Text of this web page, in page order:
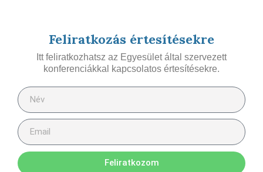
Feliratkozás értesítésekre
Itt feliratkozhatsz az Egyesület által szervezett
konferenciákkal kapcsolatos értesítésekre.
Feliratkozom